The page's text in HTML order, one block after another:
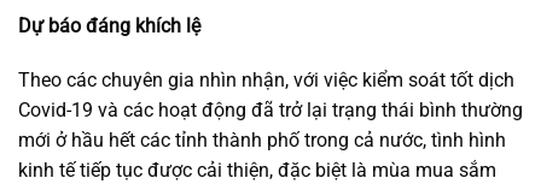
Dự báo đáng khích lệ
Theo các chuyên gia nhìn nhận, với việc kiểm soát tốt dịch
Covid-19 và các hoạt động đã trở lại trạng thái bình thường
mới ở hầu hết các tỉnh thành phố trong cả nước, tình hình
kinh tế tiếp tục được cải thiện, đặc biệt là mùa mua sắm